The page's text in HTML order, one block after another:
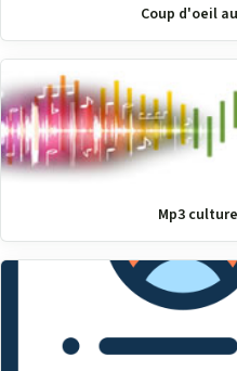
Coup d'oeil
Mp3